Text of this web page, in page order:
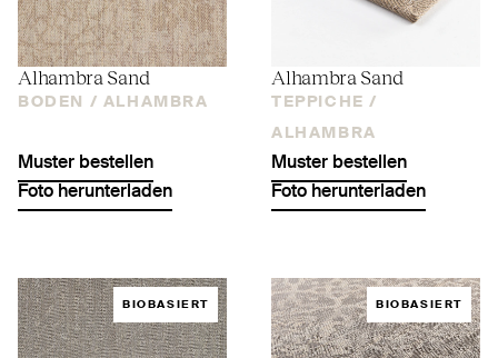
Alhambra Sand
BODEN / ALHAMBRA
Muster bestellen
Foto herunterladen
Alhambra Sand
TEPPICHE /
ALHAMBRA
Muster bestellen
Foto herunterladen
BIOBASIERT BIOBASIERT